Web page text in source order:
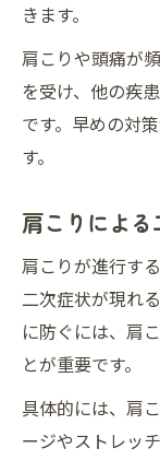
きます。
肩こりや頭痛が
を受け、他の疾
です。早めの対
す。
肩こりによ
肩こりが進行す
二次症状が現れ
に防ぐには、肩
とが重要です。
具体的には、肩
ージやストレッ